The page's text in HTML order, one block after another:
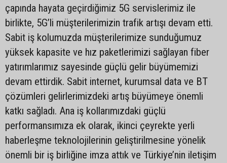
çapında hayata geçirdiğimiz 5G servislerimiz ile
birlikte, 5G’li müşterilerimizin trafik artışı devam etti.
Sabit iş kolumuzda müşterilerimize sunduğumuz
yüksek kapasite ve hız paketlerimizi sağlayan fiber
yatırımlarımız sayesinde güçlü gelir büyümemizi
devam ettirdik. Sabit internet, kurumsal data ve BT
çözümleri gelirlerimizdeki artış büyümeye önemli
katkı sağladı. Ana iş kollarımızdaki güçlü
performansımıza ek olarak, ikinci çeyrekte yerli
haberleşme teknolojilerinin geliştirilmesine yönelik
önemli bir iş birliğine imza attık ve Türkiye’nin iletişim